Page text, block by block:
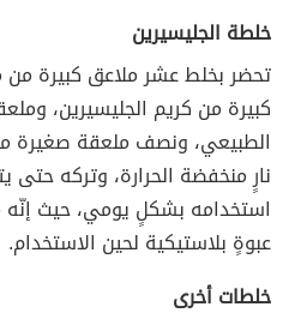
خلطة الجليسيرين
تحضر بخلط عشر ملاعق كبيرة من
كبيرة من كريم الجليسيرين،
الطبيعي، ونصف ملعقة صغيرة
نارٍ منخفضة الحرارة، وتركه
استخدامه بشكلٍ يومي، حيث
عبوةٍ بلاستيكية لحين الاستخدام.
خلطات أخرى